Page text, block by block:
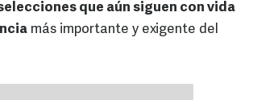
que aún siguen con vida
más importante y exigente del